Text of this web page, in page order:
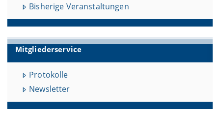
Bisherige Veranstaltungen
Mitgliederservice
Protokolle
Newsletter